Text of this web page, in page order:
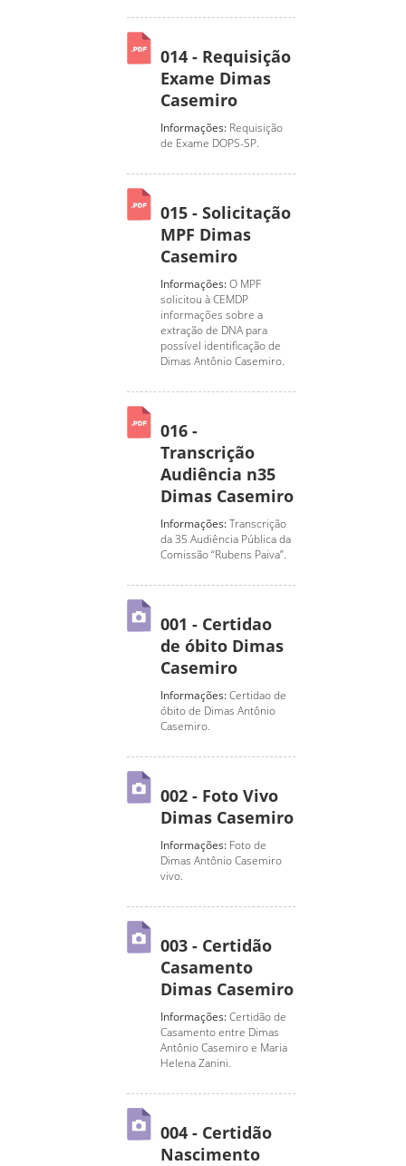
014 - Requisição
Exame Dimas
Casemiro
Informações: Requisição
de Exame DOPS-SP.
015 - Solicitação
MPF Dimas
Casemiro
Informações:O MPF
solicitou à CEMDP
informações sobre a
extração de DNA para
possível identificação de
Dimas Antônio Casemiro.
016 -
Transcrição
Audiência n35
Dimas Casemiro
Informações:Transcrição
da 35 Audiência Pública da
Comissão “Rubens Paiva”.
001 - Certidao
de óbito Dimas
Casemiro
Informações:Certidao de
óbito de Dimas Antônio
Casemiro.
002 - Foto Vivo
Dimas Casemiro
Informações: Foto de
Dimas Antônio Casemiro
vivo.
003 - Certidão
Casamento
Dimas Casemiro
Informações:Certidão de
Casamento entre Dimas
Antônio Casemiro e Maria
Helena Zanini.
004 - Certidão
Nascimento